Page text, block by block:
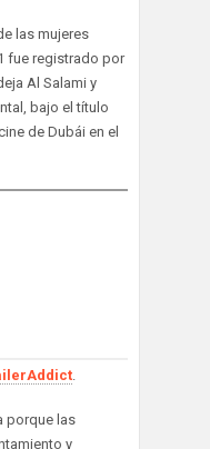
las mujeres
fue registrado por
Al Salami y
bajo el título
de Dubái en el
.
porque las
y